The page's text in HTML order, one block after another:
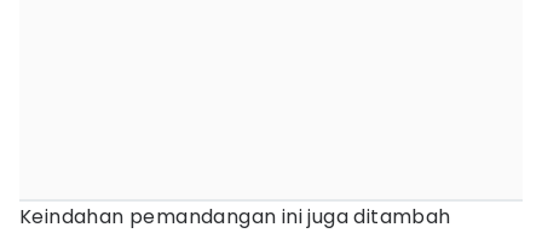
Keindahan pemandangan ini juga ditambah